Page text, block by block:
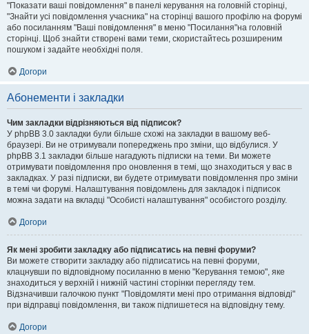
"Показати ваші повідомлення" в панелі керування на головній сторінці,
"Знайти усі повідомлення учасника" на сторінці вашого профілю на форумі
або посиланням "Ваші повідомлення" в меню "Посилання"на головній
сторінці. Щоб знайти створені вами теми, скористайтесь розширеним
пошуком і задайте необхідні поля.
Догори
Абонементи і закладки
Чим закладки відрізняються від підписок?
У phpBB 3.0 закладки були більше схожі на закладки в вашому веб-
браузері. Ви не отримували попереджень про зміни, що відбулися. У
phpBB 3.1 закладки більше нагадують підписки на теми. Ви можете
отримувати повідомлення про оновлення в темі, що знаходиться у вас в
закладках. У разі підписки, ви будете отримувати повідомлення про зміни
в темі чи форумі. Налаштування повідомлень для закладок і підписок
можна задати на вкладці "Особисті налаштування" особистого розділу.
Догори
Як мені зробити закладку або підписатись на певні форуми?
Ви можете створити закладку або підписатись на певні форуми,
клацнувши по відповідному посиланню в меню "Керування темою", яке
знаходиться у верхній і нижній частині сторінки перегляду тем.
Відзначивши галочкою пункт "Повідомляти мені про отримання відповіді"
при відправці повідомлення, ви також підпишетеся на відповідну тему.
Догори